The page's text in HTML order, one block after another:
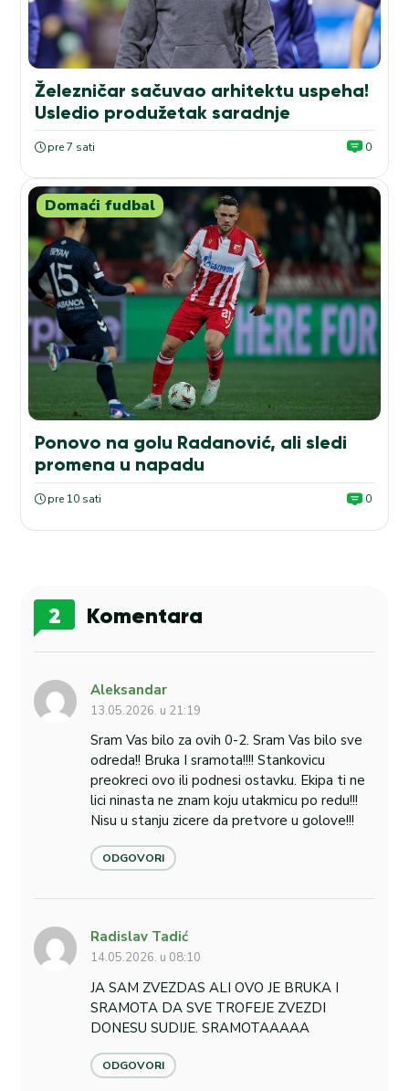
Železničar sačuvao arhitektu uspeha!
Usledio produžetak saradnje
pre 7 sati 0
Domaći fudbal
Ponovo na golu Radanović, ali sledi
promena u napadu
pre 10 sati 0
2 Komentara
Aleksandar
13.05.2026. u 21:19
Sram Vas bilo za ovih 0-2. Sram Vas bilo sve
odreda!! Bruka I sramota!!!! Stankovicu
preokreci ovo ili podnesi ostavku. Ekipa ti ne
lici ninasta ne znam koju utakmicu po redu!!!
Nisu u stanju zicere da pretvore u golove!!!
ODGOVORI
Radislav Tadić
14.05.2026. u 08:10
JA SAM ZVEZDAS ALI OVO JE BRUKA I
SRAMOTA DA SVE TROFEJE ZVEZDI
DONESU SUDIJE. SRAMOTAAAAA
ODGOVORI